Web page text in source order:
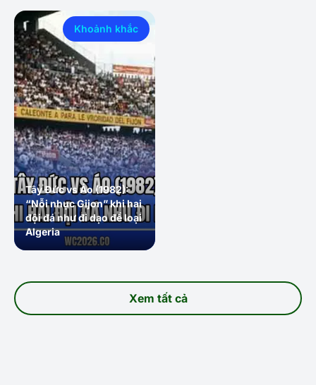
Xem tất cả
Khoảnh khắc
Tây Đức vs Áo (1982):
“Nỗi nhục Gijon” khi hai
đội đá như đi dạo để loại
Algeria